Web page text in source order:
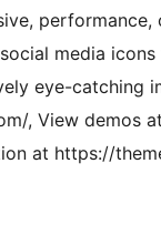
media
eye-catching
, View demos at
at https://